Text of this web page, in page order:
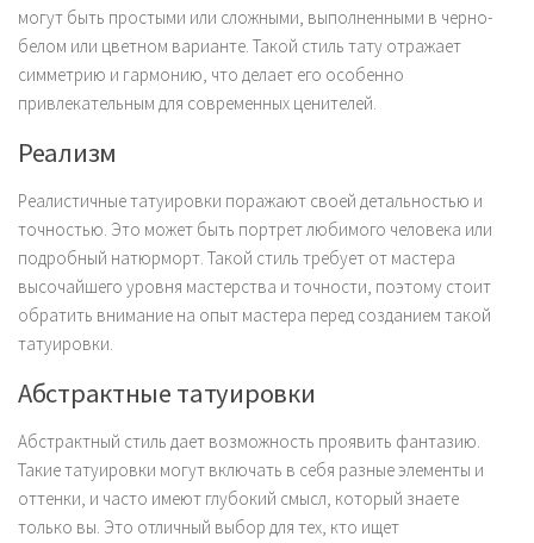
могут быть простыми или сложными, выполненными в черно-
белом или цветном варианте. Такой стиль тату отражает
симметрию и гармонию, что делает его особенно
привлекательным для современных ценителей.
Реализм
Реалистичные татуировки поражают своей детальностью и
точностью. Это может быть портрет любимого человека или
подробный натюрморт. Такой стиль требует от мастера
высочайшего уровня мастерства и точности, поэтому стоит
обратить внимание на опыт мастера перед созданием такой
татуировки.
Абстрактные татуировки
Абстрактный стиль дает возможность проявить фантазию.
Такие татуировки могут включать в себя разные элементы и
оттенки, и часто имеют глубокий смысл, который знаете
только вы. Это отличный выбор для тех, кто ищет